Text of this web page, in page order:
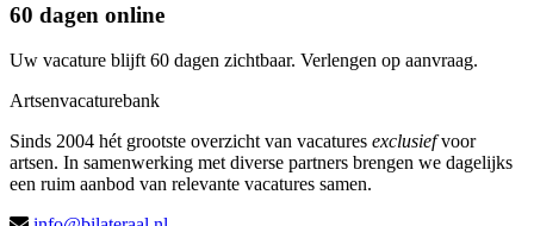
60 dagen online
Uw vacature blijft 60 dagen zichtbaar. Verlengen op aanvraag.
Artsenvacaturebank
Sinds 2004 hét grootste overzicht van vacatures exclusiefvoor
artsen. In samenwerking met diverse partners brengen we dagelijks
een ruim aanbod van relevante vacatures samen.